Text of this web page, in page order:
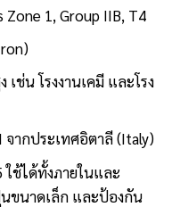
1, Group IIB, T4
ช่น โรงงานเคมี และโรง
ากประเทศอิตาลี (Italy)
ช้ได้ทั้งภายในและ
ขนาดเล็ก และป้องกัน